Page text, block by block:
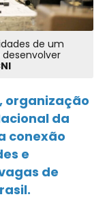
de um
organização
da
conexão
e
de